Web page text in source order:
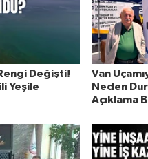
Değişti!
Yeşile
Van
Neden
Açıklama